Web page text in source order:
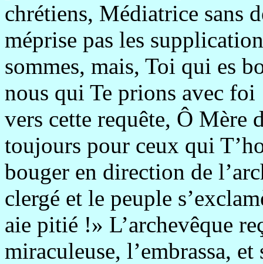
chrétiens, Médiatrice sans
méprise pas les
sommes, mais, Toi qui es
nous qui Te prions avec foi
vers cette requête, Ô Mère
toujours pour ceux qui
bouger en direction de
clergé et le peuple
aie pitié !» L’archevêque
miraculeuse, l’embrassa,